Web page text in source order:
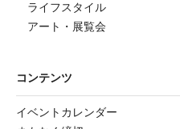
ライフスタイル
アート・展覧会
コンテンツ
イベントカレンダー